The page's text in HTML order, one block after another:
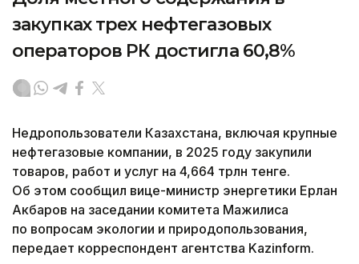
закупках трех нефтегазовых
операторов РК достигла 60,8%
Недропользователи Казахстана, включая крупные
нефтегазовые компании, в 2025 году закупили
товаров, работ и услуг на 4,664 трлн тенге.
Об этом сообщил вице-министр энергетики Ерлан
Акбаров на заседании комитета Мажилиса
по вопросам экологии и природопользования,
передает корреспондент агентства Kazinform.